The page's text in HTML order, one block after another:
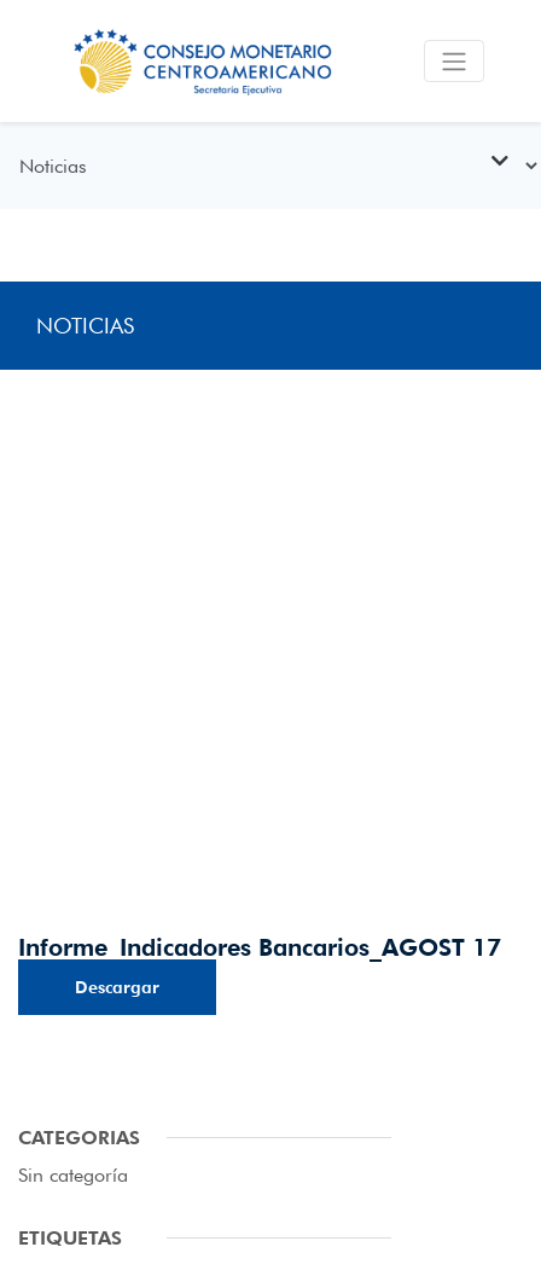
NOTICIAS
Informe_Indicadores Bancarios_AGOST 17
Descargar
CATEGORIAS
Sin categoría
ETIQUETAS